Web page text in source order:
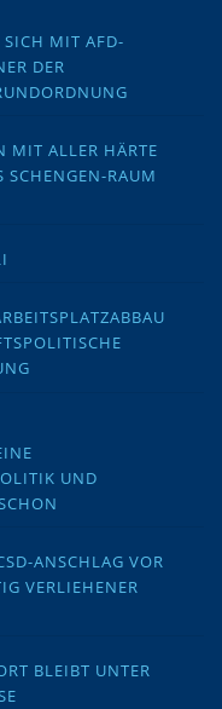
SICH MIT AFD-
DER
MIT ALLER HÄRTE
SCHENGEN-RAUM
UND
ANSCHLAG VOR
VERLIEHENER
BLEIBT UNTER